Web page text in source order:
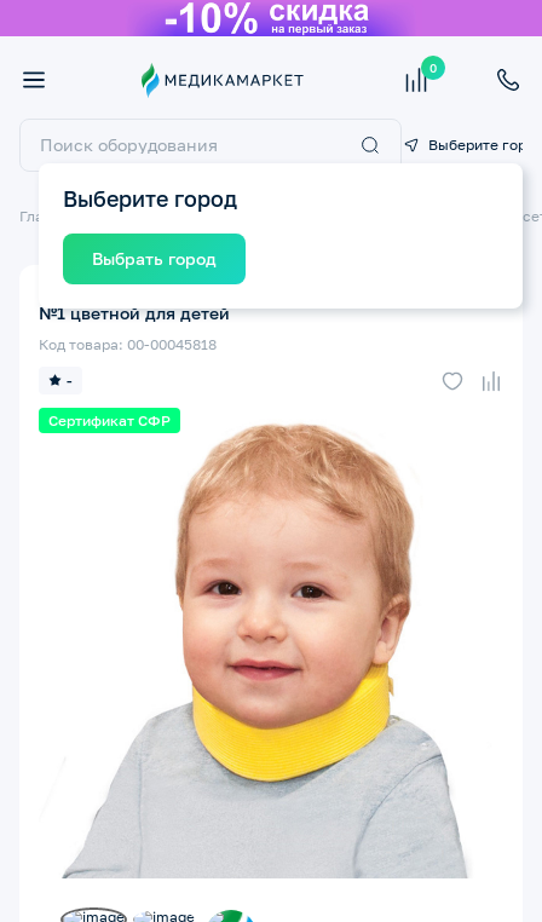
0
Выберите город
Выберите город
Выбрать город
Главная Ортопедические изделия Ортопедические бандажи и
Сертификат СФР
-
Код товара: 00-00045818
№1 цветной для детей